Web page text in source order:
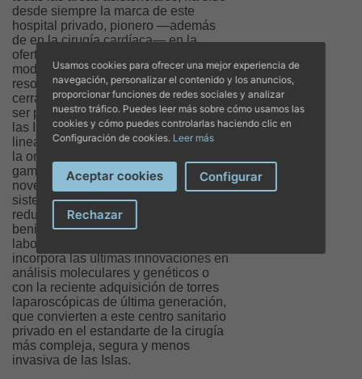
desde siempre la marca de este
hospital privado, pionero —además
de en la cirugía cardíaca— en la
oferta de los servicios radiológicos
modernos, con los TACs y
resonancias magnéticas (abiertas y
cerradas) de última generación; en
ser primer y único hospital privado de
las Islas en poseer un acelerador
lineal para dispensar a sus pacientes
la oncología radioterápica de más alta
gama y seguridad; en ofrecer
novedades exclusivas, como el
sistema Rezüm para la rápida
reducción ambulatoria de hipertrofias
benignas de próstata; con un
laboratorio de análisis clínicos que
incorpora las últimas innovaciones en
análisis moleculares y genéticos o
con la reciente adquisición de torres
laparoscópicas de última generación,
que convierten a este centro sanitario
privado en el estandarte de la cirugía
más compleja, segura y menos
invasiva de las Islas.
Usamos cookies para ofrecer una mejor experiencia de
navegación, personalizar el contenido y los anuncios,
proporcionar funciones de redes sociales y analizar
nuestro tráfico. Puedes leer más sobre cómo usamos las
cookies y cómo puedes controlarlas haciendo clic en
Configuración de cookies. Leer más
Aceptar cookies Configurar
Rechazar